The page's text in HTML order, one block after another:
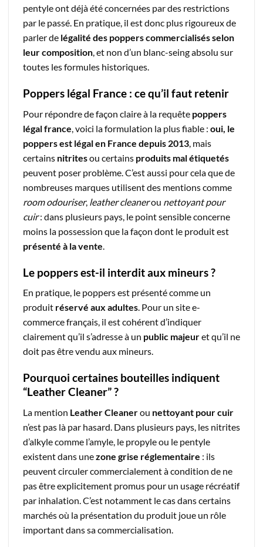
pentyle ont déjà été concernées par des restrictions
par le passé. En pratique, il est donc plus rigoureux de
parler de légalité des poppers commercialisés selon
leur composition, et non d’un blanc-seing absolu sur
toutes les formules historiques.
Poppers légal France : ce qu’il faut retenir
Pour répondre de façon claire à la requête poppers
légal france, voici la formulation la plus fiable : oui, le
poppers est légal en France depuis 2013, mais
certains nitritesou certains produits mal étiquetés
peuvent poser problème. C’est aussi pour cela que de
nombreuses marques utilisent des mentions comme
room odouriser, leather cleanerou nettoyant pour
cuir: dans plusieurs pays, le point sensible concerne
moins la possession que la façon dont le produit est
présenté à la vente.
Le poppers est-il interdit aux mineurs ?
En pratique, le poppers est présenté comme un
produit réservé aux adultes. Pour un site e-
commerce français, il est cohérent d’indiquer
clairement qu’il s’adresse à un public majeuret qu’il ne
doit pas être vendu aux mineurs.
Pourquoi certaines bouteilles indiquent
“Leather Cleaner” ?
La mention Leather Cleanerou nettoyant pour cuir
n’est pas là par hasard. Dans plusieurs pays, les nitrites
d’alkyle comme l’amyle, le propyle ou le pentyle
existent dans unezone grise réglementaire : ils
peuvent circuler commercialement à condition de ne
pas être explicitement promus pour un usage récréatif
par inhalation. C’est notamment le cas dans certains
marchés où la présentation du produit joue un rôle
important dans sa commercialisation.